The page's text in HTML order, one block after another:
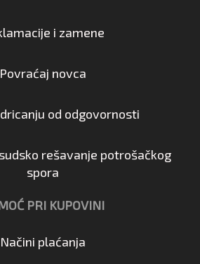
i zamene
Povraćaj novca
od odgovornosti
rešavanje potrošačkog
spora
PRI KUPOVINI
Načini plaćanja